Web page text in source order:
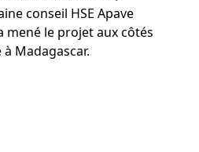
conseil HSE Apave
le projet aux côtés
Madagascar.